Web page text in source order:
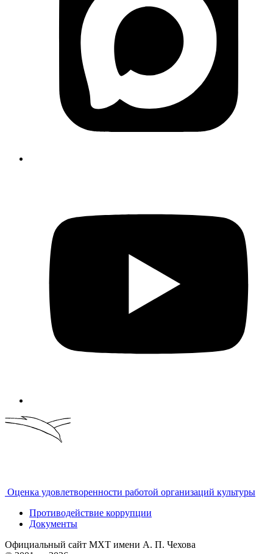
Оценка удовлетворенности работой организаций культуры
Противодействие коррупции
Документы
Официальный сайт МХТ имени А. П. Чехова